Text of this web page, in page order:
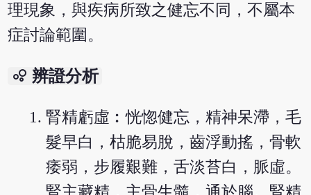
理現象，與疾病所致之健忘不同，不屬本
症討論範圍。
bubble_chart 辨證分析
腎精虧虛︰恍惚健忘，精神呆滯，毛
髮早白，枯脆易脫，齒浮動搖，骨軟
痿弱，步履艱難，舌淡苔白，脈虛。